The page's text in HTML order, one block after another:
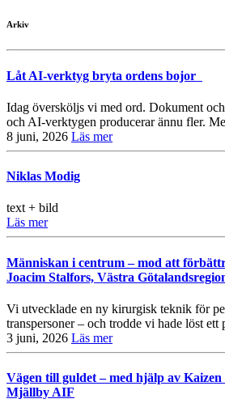
Arkiv
Låt AI-verktyg bryta ordens bojor
Idag översköljs vi med ord. Dokument
och AI-verktygen producerar ännu fler.
8 juni, 2026 Läs mer
Niklas Modig
text + bild
Läs mer
Människan i centrum – mod att
Joacim Stalfors, Västra
Vi utvecklade en ny kirurgisk teknik för
transpersoner – och trodde vi hade löst
3 juni, 2026 Läs mer
Vägen till guldet – med hjälp av Kaizen
Mjällby AIF